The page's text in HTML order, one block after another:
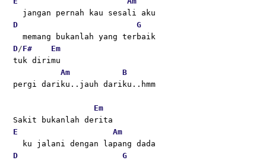
  jangan pernah kau sesali aku
D
G
  memang bukanlah yang terbaik
D/F#
Em
tuk dirimu
Am
B
pergi dariku..jauh dariku..hmm
Em
Sakit bukanlah derita
E
Am
  ku jalani dengan lapang dada
D
G